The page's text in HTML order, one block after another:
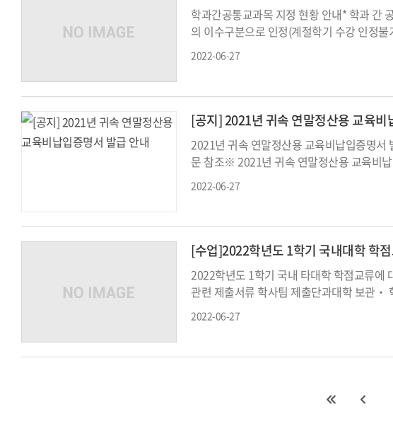
학과간공통교과목 지정 현황 안내* 학과 간
의 이수구분으로 인정(계절학기 수강 인정
2022-06-27
[공지] 2021년 귀속 연말정산용 교육비
2021년 귀속 연말정산용 교육비납입증명서
문 참조※ 2021년 귀속 연말정산용 교육비
2022-06-27
[수업]2022학년도 1학기 국내대학 학
2022학년도 1학기 국내 타대학 학점교류에
관련 제출서류 학사팀 제출단과대학 보관
2022-06-27